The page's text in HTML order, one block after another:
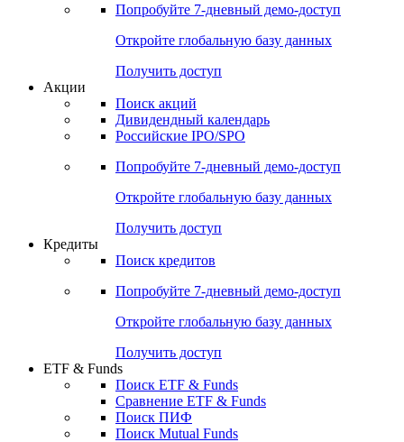
Попробуйте 7-дневный демо-доступ
Откройте глобальную базу данных
Получить доступ
Акции
Поиск акций
Дивидендный календарь
Российские IPO/SPO
Попробуйте 7-дневный демо-доступ
Откройте глобальную базу данных
Получить доступ
Кредиты
Поиск кредитов
Попробуйте 7-дневный демо-доступ
Откройте глобальную базу данных
Получить доступ
ETF & Funds
Поиск ETF & Funds
Сравнение ETF & Funds
Поиск ПИФ
Поиск Mutual Funds